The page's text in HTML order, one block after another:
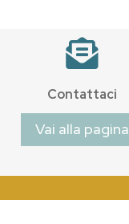

Contattaci
Vai alla pagina